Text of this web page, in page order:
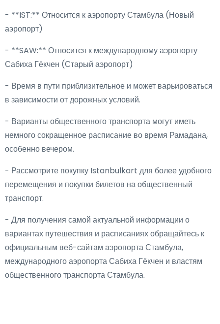
- **IST:** Относится к аэропорту Стамбула (Новый
аэропорт)
- **SAW:** Относится к международному аэропорту
Сабиха Гёкчен (Старый аэропорт)
- Время в пути приблизительное и может варьироваться
в зависимости от дорожных условий.
- Варианты общественного транспорта могут иметь
немного сокращенное расписание во время Рамадана,
особенно вечером.
- Рассмотрите покупку Istanbulkart для более удобного
перемещения и покупки билетов на общественный
транспорт.
- Для получения самой актуальной информации о
вариантах путешествия и расписаниях обращайтесь к
официальным веб-сайтам аэропорта Стамбула,
международного аэропорта Сабиха Гёкчен и властям
общественного транспорта Стамбула.